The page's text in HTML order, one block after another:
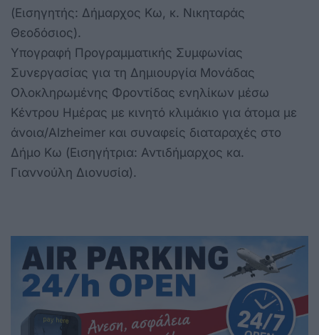
(Εισηγητής: Δήμαρχος Κω, κ. Νικηταράς
Θεοδόσιος).
Υπογραφή Προγραμματικής Συμφωνίας
Συνεργασίας για τη Δημιουργία Μονάδας
Ολοκληρωμένης Φροντίδας ενηλίκων μέσω
Κέντρου Ημέρας με κινητό κλιμάκιο για άτομα με
άνοια/Alzheimer και συναφείς διαταραχές στο
Δήμο Κω (Εισηγήτρια: Αντιδήμαρχος κα.
Γιαννούλη Διονυσία).